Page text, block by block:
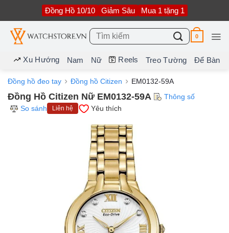
nội
dung
Đồng Hồ 10/10 Giảm Sâu Mua 1 tặng 1
Tìm
kiếm:
0
Xu Hướng Nam Nữ Reels Treo Tường Để Bàn
Đồng hồ đeo tay Đồng hồ Citizen EM0132-59A
Đồng Hồ Citizen Nữ EM0132-59A
Thông số
So sánh
Liên hệ Yêu thích